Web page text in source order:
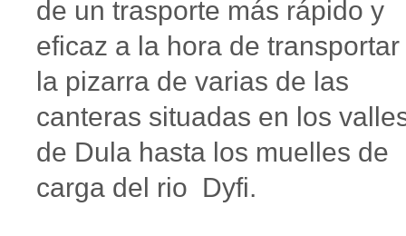
de un trasporte más rápido y
eficaz a la hora de transportar
la pizarra de varias de las
canteras situadas en los
de Dula hasta los muelles de
carga del rio Dyfi.